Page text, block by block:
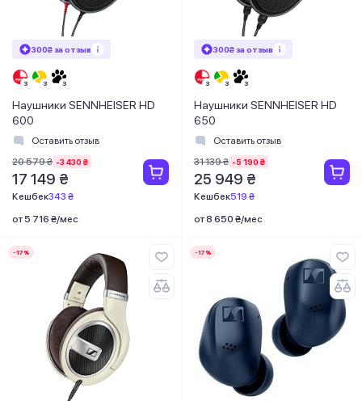
300₴ за отзыв
Наушники SENNHEISER HD
600
Оставить отзыв
20 579 ₴ -3 430 ₴
17 149 ₴
Кешбек343 ₴
от 5 716 ₴/мес
300₴ за отзыв
Наушники SENNHEISER HD
650
Оставить отзыв
31 139 ₴ -5 190 ₴
25 949 ₴
Кешбек519 ₴
от 8 650 ₴/мес
-17% -17%